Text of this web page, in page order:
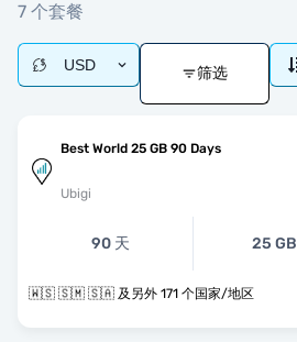
7 个套餐
USD 筛选
Best World 25 GB 90 Days
Ubigi
90 天 25 GB
🇼🇸 🇸🇲 🇸🇦 及另外 171 个国家/地区